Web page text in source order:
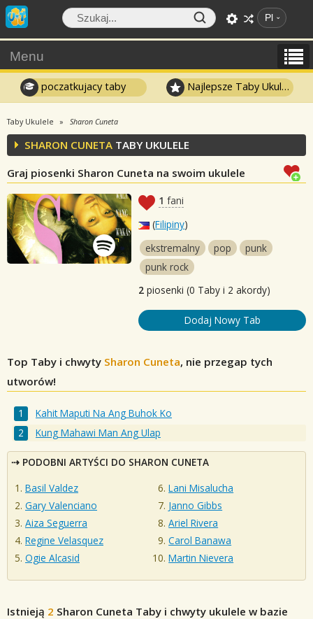
Pl
Menu
poczatkujacy taby Najlepsze Taby Ukulele
Taby Ukulele Sharon Cuneta
SHARON CUNETA TABY UKULELE
Graj piosenki Sharon Cuneta na swoim ukulele
1 fani
(Filipiny)
ekstremalny
pop
punk
punk rock
2 piosenki (0 Taby i 2 akordy)
Dodaj Nowy Tab
Top Taby i chwyty Sharon Cuneta, nie przegap tych
utworów!
Kahit Maputi Na Ang Buhok Ko
Kung Mahawi Man Ang Ulap
PODOBNI ARTYŚCI DO SHARON CUNETA
Basil Valdez
Gary Valenciano
Aiza Seguerra
Regine Velasquez
Ogie Alcasid
Lani Misalucha
Janno Gibbs
Ariel Rivera
Carol Banawa
Martin Nievera
Istnieją 2 Sharon Cuneta Taby i chwyty ukulele w bazie